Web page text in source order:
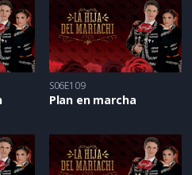
S06E109
Plan en marcha